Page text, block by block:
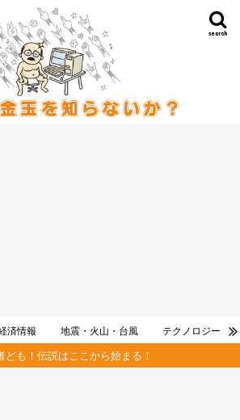
search
済情報 地震・火山・台風 テクノロジー
ども！伝説はここから始まる！